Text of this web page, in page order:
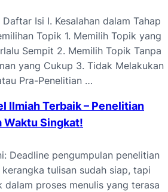
Isi I. Kesalahan dalam Tahap
Topik 1. Memilih Topik yang
Sempit 2. Memilih Topik Tanpa
yang Cukup 3. Tidak Melakukan
Pra-Penelitian …
Ilmiah Terbaik – Penelitian
Waktu Singkat!
Deadline pengumpulan penelitian
tulisan sudah siap, tapi
dalam proses menulis yang terasa